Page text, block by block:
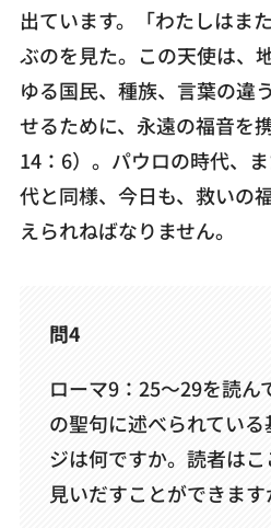
出ています。「わたしはま
ぶのを見た。この天使は、
ゆる国民、種族、言葉の違
せるために、永遠の福音を
14：6）。パウロの時代、
代と同様、今日も、救いの
えられねばなりません。
問4
ローマ9：25～29を読ん
の聖句に述べられてい
ジは何ですか。読者は
見いだすことができます